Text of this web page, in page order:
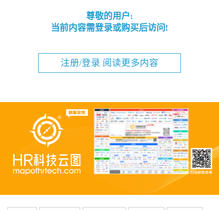
尊敬的用户:
当前内容需登录或购买后访问!
注册/登录 阅读更多内容